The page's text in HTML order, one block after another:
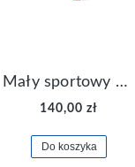
Mały sportowy plecak plecaczek Nike Brasilia JDI DR6091-017
140,00 zł
Do koszyka